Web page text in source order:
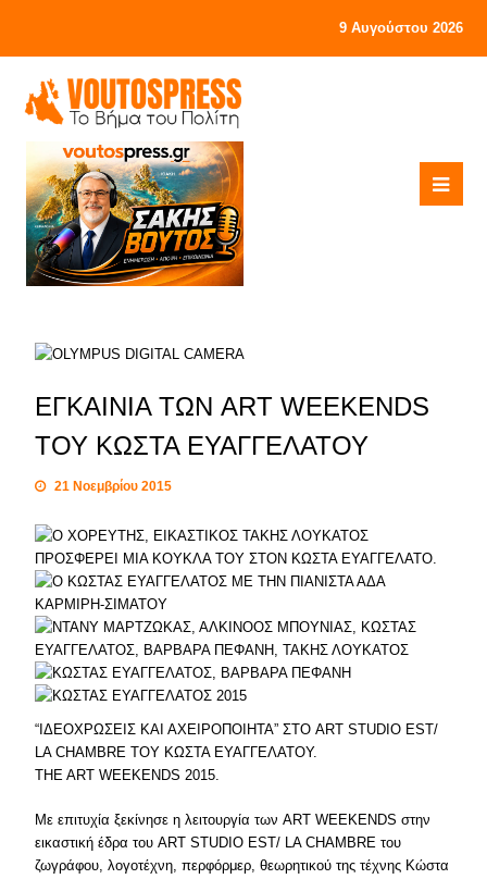
9 Αυγούστου 2026
ΕΓΚΑΙΝΙΑ ΤΩΝ ART WEEKENDS
ΤΟΥ ΚΩΣΤΑ ΕΥΑΓΓΕΛΑΤΟΥ
21 Νοεμβρίου 2015
“ΙΔΕΟΧΡΩΣΕΙΣ ΚΑΙ ΑΧΕΙΡΟΠΟΙΗΤΑ” ΣΤΟ ART STUDIO EST/
LA CHAMBRE ΤΟΥ ΚΩΣΤΑ ΕΥΑΓΓΕΛΑΤΟΥ.
THE ART WEEKENDS 2015.
Με επιτυχία ξεκίνησε η λειτουργία των ART WEEKENDS στην
εικαστική έδρα του ART STUDIO EST/ LA CHAMBRE του
ζωγράφου, λογοτέχνη, περφόρμερ, θεωρητικού της τέχνης Κώστα